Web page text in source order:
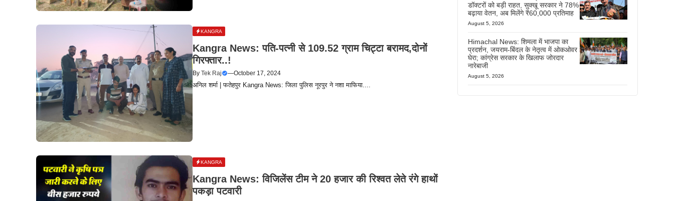
KANGRA
Kangra News: पति-पत्नी से 109.52 ग्राम चिट्टा बरामद,दोनों
गिरफ्तार..!
ByTek Raj —October 17, 2024
अनिल शर्मा | फतेहपुर Kangra News: जिला पुलिस नूरपुर ने नशा माफिया....
KANGRA
Kangra News: विजिलेंस टीम ने 20 हजार की रिश्वत लेते रंगे हाथों
पकड़ा पटवारी
डॉक्टरों को बड़ी राहत, सुक्खू सरकार ने 78%
बढ़ाया वेतन, अब मिलेंगे ₹60,000 प्रतिमाह
August 5, 2026
Himachal News: शिमला में भाजपा का
प्रदर्शन, जयराम-बिंदल के नेतृत्व में ओकओवर
घेरा; कांग्रेस सरकार के खिलाफ जोरदार
नारेबाजी
August 5, 2026